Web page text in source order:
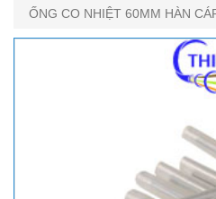
ỐNG CO NHIỆT 60MM HÀN